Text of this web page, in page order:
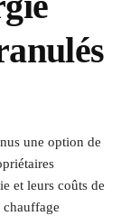
une option de
et leurs coûts de